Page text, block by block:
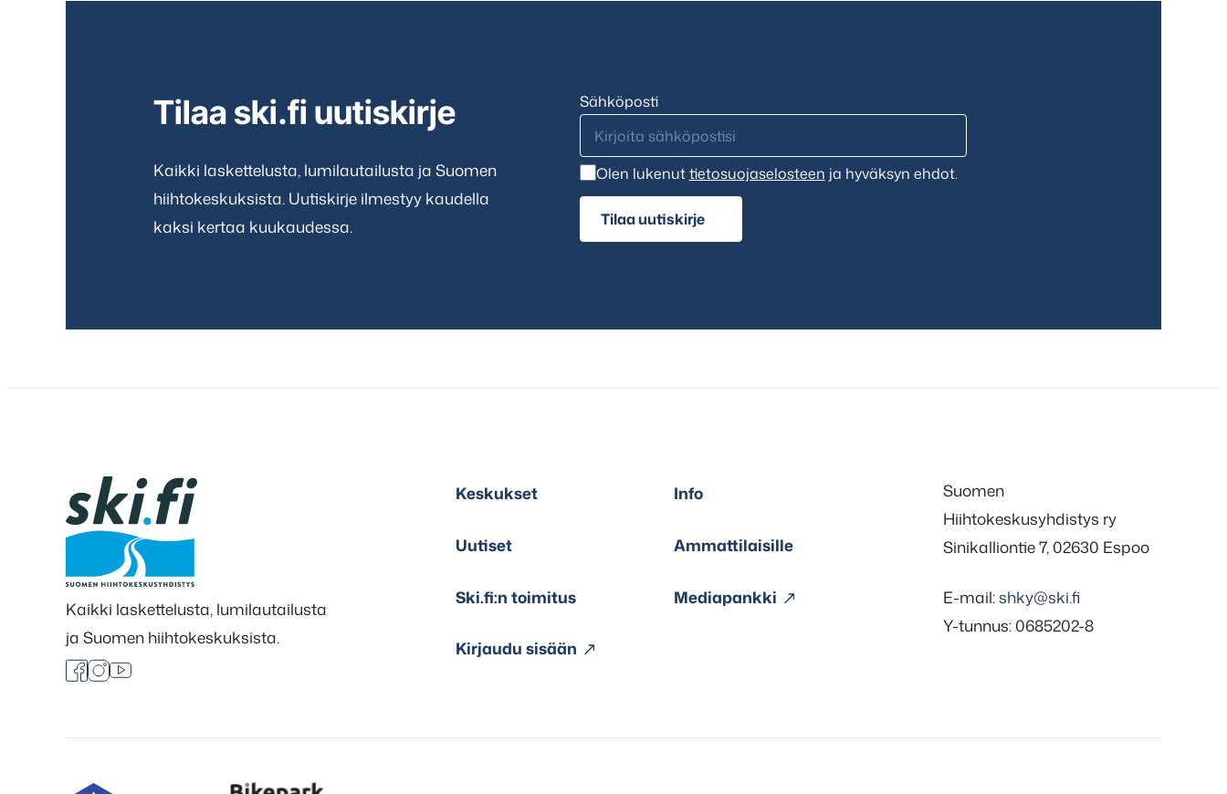
Tilaa ski.fi uutiskirje
Kaikki laskettelusta, lumilautailusta ja Suomen
hiihtokeskuksista. Uutiskirje ilmestyy kaudella
kaksi kertaa kuukaudessa.
Sähköposti
Olen lukenuttietosuojaselosteen ja hyväksyn ehdot.
Tilaa uutiskirje
Kaikki laskettelusta, lumilautailusta
ja Suomen hiihtokeskuksista.
Facebook
Instagram
Youtube
Keskukset Info
Uutiset Ammattilaisille
Ski.fi:n toimitus Mediapankki
Kirjaudu sisään
Suomen
Hiihtokeskusyhdistys ry
Sinikalliontie 7, 02630 Espoo
E-mail:shky@ski.fi
Y-tunnus: 0685202-8